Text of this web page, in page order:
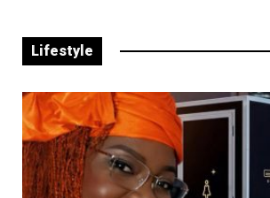
Lifestyle